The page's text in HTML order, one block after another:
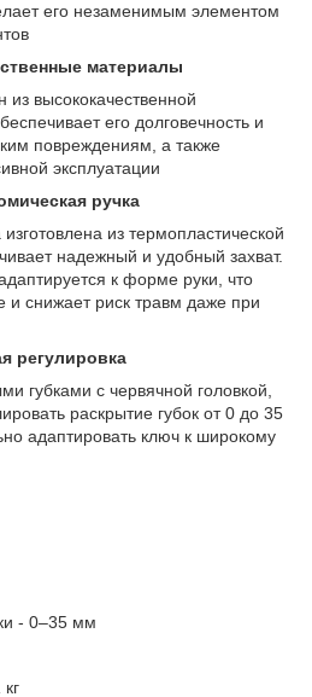
его незаменимым элементом
материалы
из высококачественной
его долговечность и
повреждениям, а также
эксплуатации
ручка
из термопластической
надежный и удобный захват.
к форме руки, что
и снижает риск травм даже при
регулировка
губками с червячной головкой,
раскрытие губок от 0 до 35
адаптировать ключ к широкому
- 0–35 мм